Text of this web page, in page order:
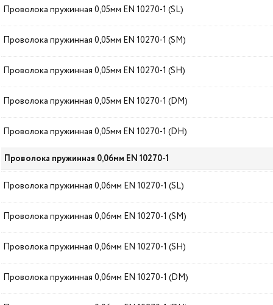
Проволока пружинная 0,05мм EN 10270-1 (SL)
Проволока пружинная 0,05мм EN 10270-1 (SM)
Проволока пружинная 0,05мм EN 10270-1 (SH)
Проволока пружинная 0,05мм EN 10270-1 (DM)
Проволока пружинная 0,05мм EN 10270-1 (DH)
Проволока пружинная 0,06мм EN 10270-1
Проволока пружинная 0,06мм EN 10270-1 (SL)
Проволока пружинная 0,06мм EN 10270-1 (SM)
Проволока пружинная 0,06мм EN 10270-1 (SH)
Проволока пружинная 0,06мм EN 10270-1 (DM)